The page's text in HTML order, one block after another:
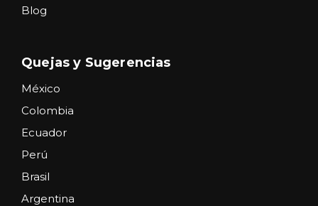
Blog
Quejas y Sugerencias
México
Colombia
Ecuador
Perú
Brasil
Argentina